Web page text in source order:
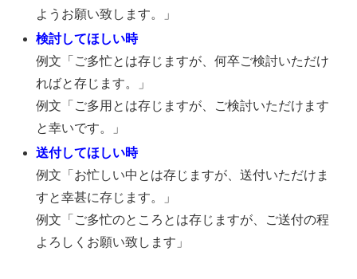
ようお願い致します。」
検討してほしい時
例文「ご多忙とは存じますが、何卒ご検討いただけ
ればと存じます。」
例文「ご多用とは存じますが、ご検討いただけます
と幸いです。」
送付してほしい時
例文「お忙しい中とは存じますが、送付いただけま
すと幸甚に存じます。」
例文「ご多忙のところとは存じますが、ご送付の程
よろしくお願い致します」